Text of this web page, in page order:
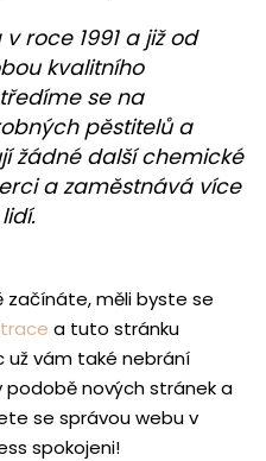
roce 1991 a již od
kvalitního
se na
pěstitelů a
žádné další chemické
a zaměstnává více
začínáte, měli byste se
a tuto stránku
už vám také nebrání
nových stránek a
se správou webu v
spokojeni!